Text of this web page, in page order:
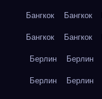
Бангкок
Бангкок
Бангкок
Бангкок
Берлин
Берлин
Берлин
Берлин